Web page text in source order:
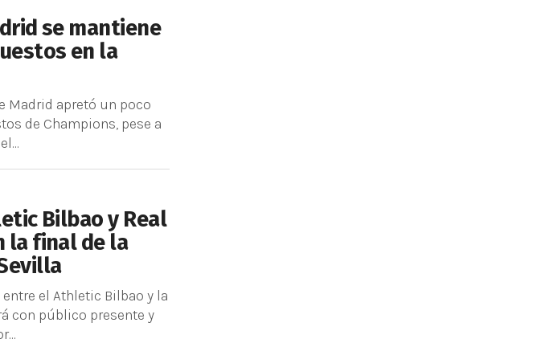
se mantiene
en la
Madrid apretó un poco
de Champions, pese a
Bilbao y Real
la final de la
entre el Athletic Bilbao y la
con público presente y